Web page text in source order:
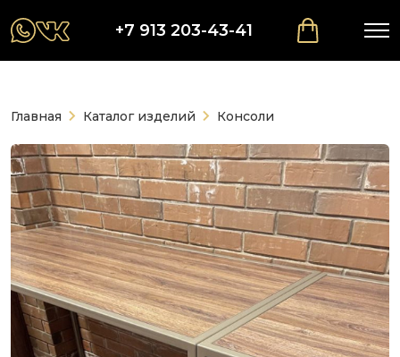
+7 913 203-43-41
Главная Каталог изделий Консоли